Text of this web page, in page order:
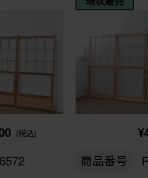
(税込)
商品番号